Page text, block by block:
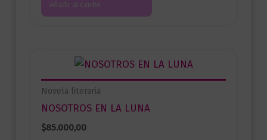
Añadir al carrito
Novela literaria
NOSOTROS EN LA LUNA
$85.000,00